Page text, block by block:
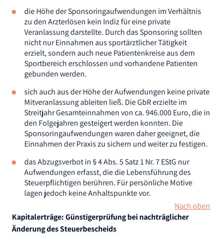
die Höhe der Sponsoringaufwendungen im Verhältnis
zu den Arzterlösen kein Indiz für eine private
Veranlassung darstellte. Durch das Sponsoring sollten
nicht nur Einnahmen aus sportärztlicher Tätigkeit
erzielt, sondern auch neue Patientenkreise aus dem
Sportbereich erschlossen und vorhandene Patienten
gebunden werden.
sich auch aus der Höhe der Aufwendungen keine private
Mitveranlassung ableiten ließ. Die GbR erzielte im
Streitjahr Gesamteinnahmen von ca. 946.000 Euro, die in
den Folgejahren gesteigert werden konnten. Die
Sponsoringaufwendungen waren daher geeignet, die
Einnahmen der Praxis zu sichern und weiter zu festigen.
das Abzugsverbot in § 4 Abs. 5 Satz 1 Nr. 7 EStG nur
Aufwendungen erfasst, die die Lebensführung des
Steuerpflichtigen berühren. Für persönliche Motive
lagen jedoch keine Anhaltspunkte vor.
Nach oben
Kapitalerträge: Günstigerprüfung bei nachträglicher
Änderung des Steuerbescheids